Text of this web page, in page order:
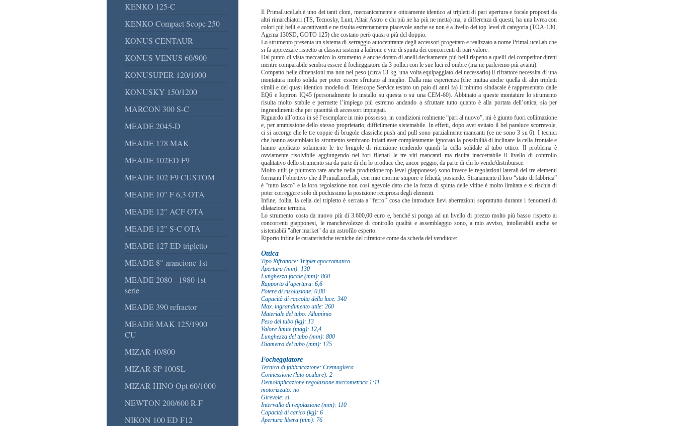
Il PrimaLuceLab è uno dei tanti cloni, meccanicamente e otticamente identico ai tripletti di pari apertura e focale proposti da
altri rimarchiatori (TS, Tecnosky, Lunt, Altair Astro e chi più ne ha più ne metta) ma, a differenza di questi, ha una livrea con
colori più belli e accattivanti e ne risulta estremamente piacevole anche se non è a livello dei top level di categoria (TOA-130,
Agema 130SD, GOTO 125) che costano però quasi o più del doppio.
Lo strumento presenta un sistema di serraggio autocentrante degli accessori progettato e realizzato a nome PrimaLuceLab che
si fa apprezzare rispetto ai classici sistemi a ladrone e vite di spinta dei concorrenti di pari valore.
Dal punto di vista meccanico lo strumento è anche dotato di anelli decisamente più belli rispetto a quelli dei competitor diretti
mentre comparabile sembra essere il focheggiatore da 3 pollici con le sue luci ed ombre (ma ne parleremo più avanti).
Compatto nelle dimensioni ma non nel peso (circa 13 kg. una volta equipaggiato del necessario) il rifrattore necessita di una
montatura molto solida per poter essere sfruttato al meglio. Dalla mia esperienza (che mutua anche quella di altri tripletti
simili e del quasi identico modello di Telescope Service testato un paio di anni fa) il minimo sindacale è rappresentato dalle
EQ6 e Ioptron IQ45 (personalmente lo installo su questa o su una CEM-60). Abbinato a queste montature lo strumento
risulta molto stabile e permette l’impiego più estremo andando a sfruttare tutto quanto è alla portata dell’ottica, sia per
ingrandimenti che per quantità di accessori impiegati.
Riguardo all’ottica in sé l’esemplare in mio possesso, in condizioni realmente “pari al nuovo”, mi è giunto fuori collimazione
e, per ammissione dello stesso proprietario, difficilmente sistemabile. In effetti, dopo aver svitato il bel paraluce scorrevole,
ci si accorge che le tre coppie di brugole classiche push and pull sono parzialmente mancanti (ce ne sono 3 su 6). I tecnici
che hanno assemblato lo strumento sembrano infatti aver completamente ignorato la possibilità di inclinare la cella frontale e
hanno applicato solamente le tre brugole di ritenzione rendendo quindi la cella solidale al tubo ottico. Il problema è
ovviamente risolvibile aggiungendo nei fori filettati le tre viti mancanti ma risulta inaccettabile il livello di controllo
qualitativo dello strumento sia da parte di chi lo produce che, ancor peggio, da parte di chi lo vende/distribuisce.
Molto utili (e piuttosto rare anche nella produzione top level giapponese) sono invece le regolazioni laterali dei tre elementi
formanti l’obiettivo che il PrimaLuceLab, con mio enorme stupore e felicità, possiede. Stranamente il loro “stato di fabbrica”
è “tutto lasco” e la loro regolazione non così agevole dato che la forza di spinta delle vitine è molto limitata e si rischia di
poter correggere solo di pochissimo la posizione reciproca degli elementi.
Infine, follia, la cella del tripletto è serrata a “ferro” cosa che introduce lievi aberrazioni soprattutto durante i fenomeni di
dilatazione termica.
Lo strumento costa da nuovo più di 3.600,00 euro e, benché si ponga ad un livello di prezzo molto più basso rispetto ai
concorrenti giapponesi, le manchevolezze di controllo qualità e assemblaggio sono, a mio avviso, intollerabili anche se
sistemabili "after market" da un astrofilo esperto.
Riporto infine le caratteristiche tecniche del rifrattore come da scheda del venditore:
Ottica
Tipo Rifrattore: Triplet apocromatico
Apertura (mm): 130
Lunghezza focale (mm): 860
Rapporto d’apertura: 6,6
Potere di risoluzione: 0,88
Capacità di raccolta della luce: 340
Max. ingrandimento utile: 260
Materiale del tubo: Alluminio
Peso del tubo (kg): 13
Valore limite (mag): 12,4
Lunghezza del tubo (mm): 800
Diametro del tubo (mm): 175
Focheggiatore
Tecnica di fabbricazione: Cremagliera
Connessione (lato oculare): 2
Demoltiplicazione regolazione micrometrica 1:11
motorizzato: no
Girevole: sì
Intervallo di regolazione (mm): 110
Capacità di carico (kg): 6
Apertura libera (mm): 76
KENKO 125-C
KENKO Compact Scope 250
KONUS CENTAUR
KONUS VENUS 60/900
KONUSUPER 120/1000
KONUSKY 150/1200
MARCON 300 S-C
MEADE 2045-D
MEADE 178 MAK
MEADE 102ED F9
MEADE 102 F9 CUSTOM
MEADE 10" F 6,3 OTA
MEADE 12" ACF OTA
MEADE 12" S-C OTA
MEADE 127 ED tripletto
MEADE 8" arancione 1st
MEADE 2080 - 1980 1st
serie
MEADE 390 refractor
MEADE MAK 125/1900
CU
MIZAR 40/800
MIZAR SP-100SL
MIZAR-HINO Opt 60/1000
NEWTON 200/600 R-F
NIKON 100 ED F12